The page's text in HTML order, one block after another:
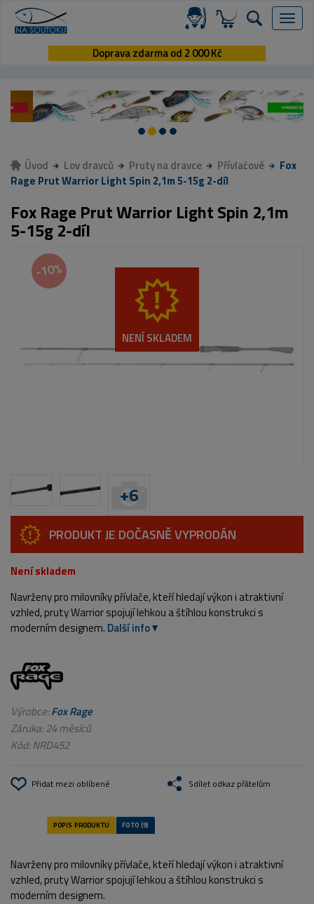
Menu
Doprava zdarma od 2 000 Kč
Úvod Lov dravců Pruty na dravce Přívlačové
Fox
Rage Prut Warrior Light Spin 2,1m 5-15g 2-díl
Fox Rage Prut Warrior Light Spin 2,1m
5-15g 2-díl
-10%
+6
NENÍ SKLADEM
PRODUKT JE DOČASNĚ VYPRODÁN
Není skladem
Navrženy pro milovníky přívlače, kteří hledají výkon i atraktivní
vzhled, pruty Warrior spojují lehkou a štíhlou konstrukci s
moderním designem. Další info
Výrobce:Fox Rage
Záruka: 24 měsíců
Kód:NRD452
Přidat mezi oblíbené Sdílet odkaz přátelům
Navrženy pro milovníky přívlače, kteří hledají výkon i atraktivní
vzhled, pruty Warrior spojují lehkou a štíhlou konstrukci s
moderním designem.